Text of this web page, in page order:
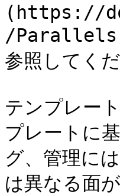
(https://
/Parallels-
参照してくだ
テンプレー
プレートに
グ、管理に
は異なる面